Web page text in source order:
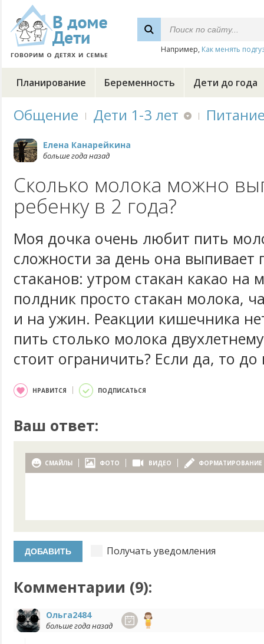
Например, Как менять
Планирование Беременность Дети до года
Общение Дети 1-3 лет
Елена Канарейкина
больше года назад
Сколько молока можно
ребенку в 2 года?
Моя дочка очень любит пить
сложности за день она выпивает
стаканов: утром стакан какао на
полдник просто стакан молока,
и на ужин. Реакции кишечника
пить столько молока
стоит ограничить? Если да, то до
НРАВИТСЯ ПОДПИСАТЬСЯ
Ваш ответ:
СМАЙЛЫ ФОТО ВИДЕО ФОРМАТИРОВАНИЕ
Получать уведомления
Комментарии (9):
Ольга2484
больше года назад